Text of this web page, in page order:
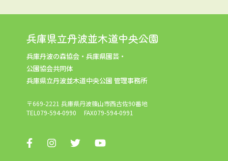
兵庫県立丹波並木道中央公園
兵庫丹波の森協会・兵庫県園芸・
公園協会共同体
兵庫県立丹波並木道中央公園 管理事務所
〒669-2221 兵庫県丹波篠山市西古佐90番地
TEL 079-594-0990 FAX079-594-0991